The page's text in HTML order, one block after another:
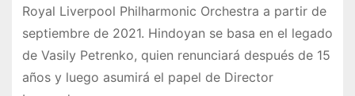
Royal Liverpool Philharmonic Orchestra a partir de
septiembre de 2021. Hindoyan se basa en el legado
de Vasily Petrenko, quien renunciará después de 15
años y luego asumirá el papel de Director